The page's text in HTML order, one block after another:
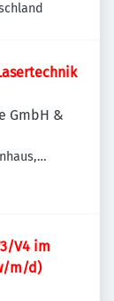
GmbH &
V4 im
m/d)